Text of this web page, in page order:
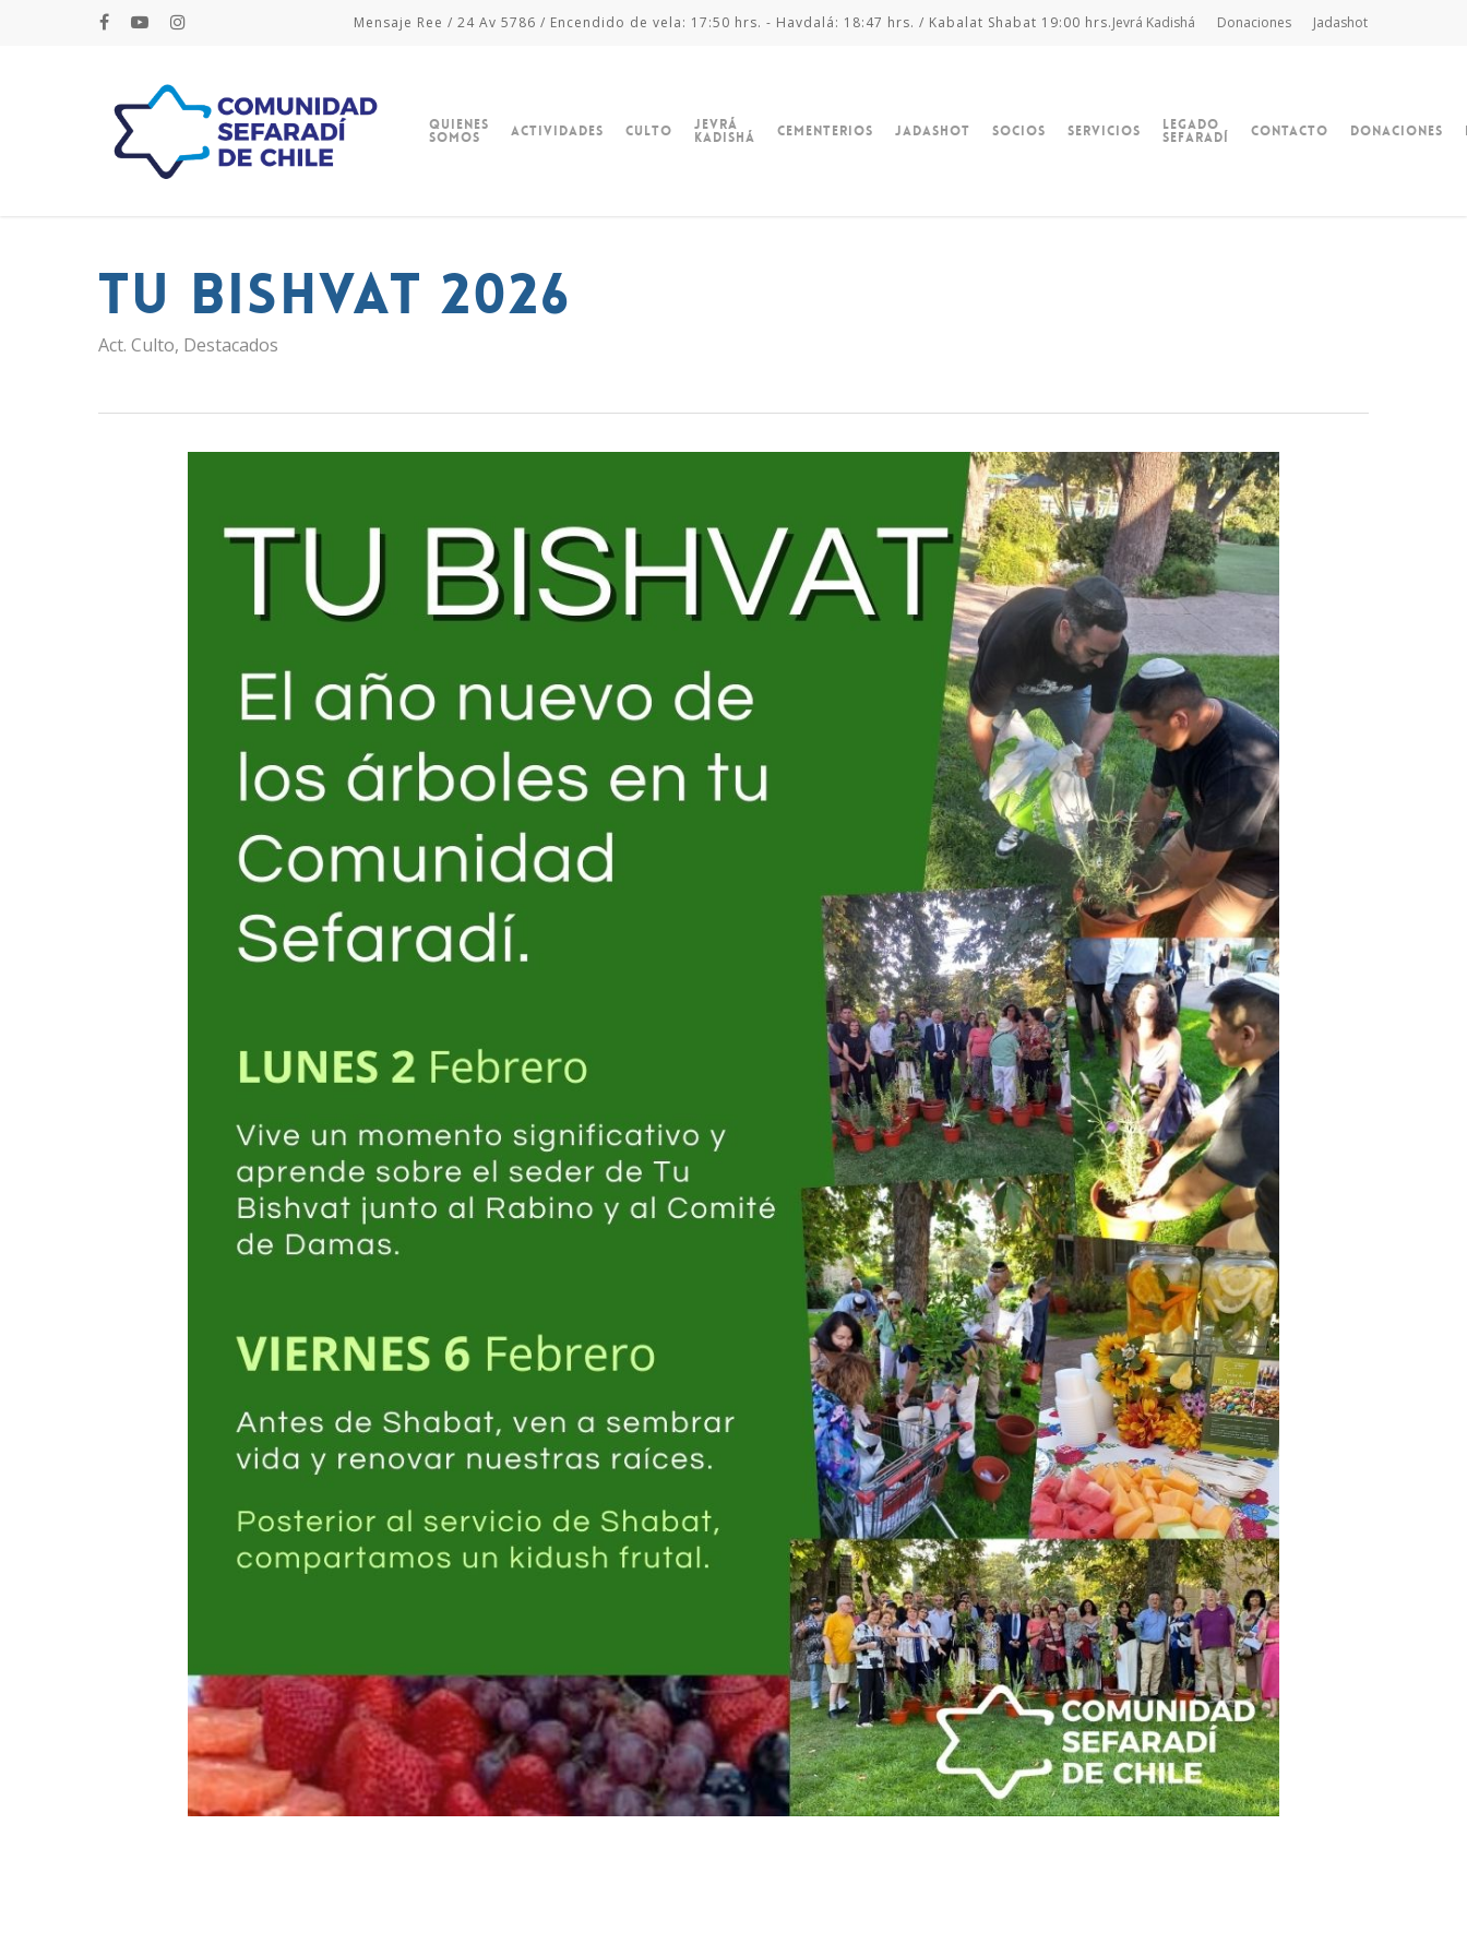
Mensaje Ree / 24 Av 5786 / Encendido de vela: 17:50 hrs. - Havdalá: 18:47 hrs. / Kabalat Shabat 19:00 hrs.Jevrá Kadishá Donaciones Jadashot
Hit enter to search or ESC to close
Quienes
Somos Actividades Culto Jevrá
Kadishá Cementerios Jadashot Socios Servicios Legado
Sefaradí Contacto Donaciones
Tu Bishvat 2026
Act. Culto, Destacados